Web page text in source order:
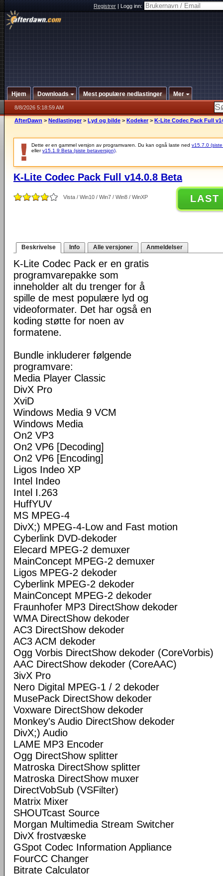
Registrer|Logg inn:
Hjem Downloads Mest populære nedlastinger Mer
8/8/2026 5:18:59 AM
AfterDawn > Nedlastinger > Lyd og bilde > Kodeker > K-Lite Codec Pack Full
Dette er en gammel versjon av programvaren. Du kan også laste ned v15.7.0
ellerv15.1.9 Beta (siste betaversjon)
K-Lite Codec Pack Full v14.0.8 Beta
Vista / Win10 / Win7 / Win8 / WinXP LAST
Beskrivelse Info Alle versjoner Anmeldelser
K-Lite Codec Pack er en gratis
programvarepakke som
inneholder alt du trenger for å
spille de mest populære lyd og
videoformater. Det har også en
koding støtte for noen av
formatene.
Bundle inkluderer følgende
programvare:
Media Player Classic
DivX Pro
XviD
Windows Media 9 VCM
Windows Media
On2 VP3
On2 VP6 [Decoding]
On2 VP6 [Encoding]
Ligos Indeo XP
Intel Indeo
Intel I.263
HuffYUV
MS MPEG-4
DivX;) MPEG-4-Low and Fast motion
Cyberlink DVD-dekoder
Elecard MPEG-2 demuxer
MainConcept MPEG-2 demuxer
Ligos MPEG-2 dekoder
Cyberlink MPEG-2 dekoder
MainConcept MPEG-2 dekoder
Fraunhofer MP3 DirectShow dekoder
WMA DirectShow dekoder
AC3 DirectShow dekoder
AC3 ACM dekoder
Ogg Vorbis DirectShow dekoder (CoreVorbis)
AAC DirectShow dekoder (CoreAAC)
3ivX Pro
Nero Digital MPEG-1 / 2 dekoder
MusePack DirectShow dekoder
Voxware DirectShow dekoder
Monkey's Audio DirectShow dekoder
DivX;) Audio
LAME MP3 Encoder
Ogg DirectShow splitter
Matroska DirectShow splitter
Matroska DirectShow muxer
DirectVobSub (VSFilter)
Matrix Mixer
SHOUTcast Source
Morgan Multimedia Stream Switcher
DivX frostvæske
GSpot Codec Information Appliance
FourCC Changer
Bitrate Calculator